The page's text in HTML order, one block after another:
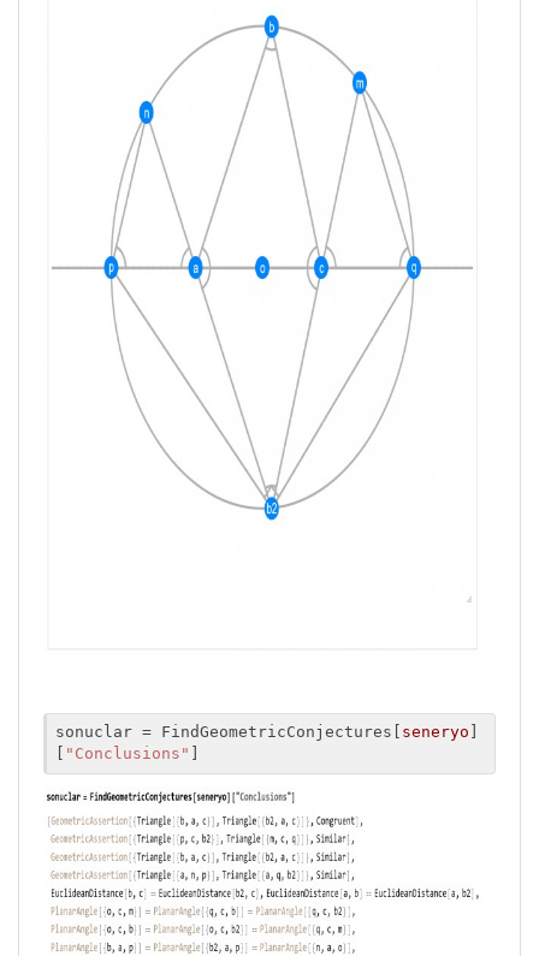
sonuclar = FindGeometricConjectures[ seneryo
"Conclusions"